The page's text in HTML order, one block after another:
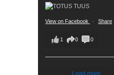
View on Facebook · Share
1 0 0
Load more